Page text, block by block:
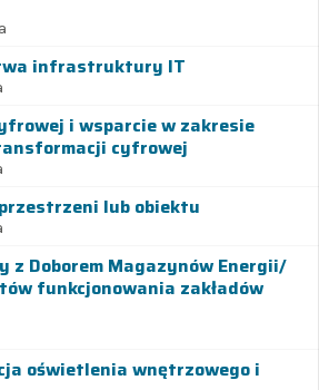
infrastruktury IT
i wsparcie w zakresie
cyfrowej
lub obiektu
z Doborem Magazynów Energii/
funkcjonowania zakładów
oświetlenia wnętrzowego i